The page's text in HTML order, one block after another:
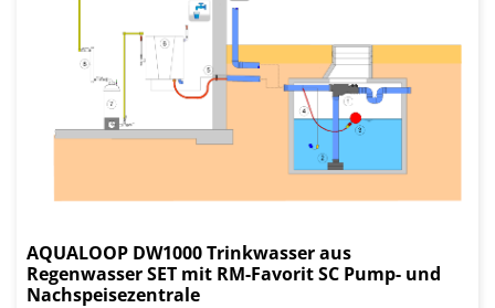
AQUALOOP DW1000 Trinkwasser aus
Regenwasser SET mit RM-Favorit SC Pump- und
Nachspeisezentrale